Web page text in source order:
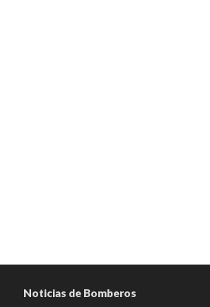
Noticias de Bomberos